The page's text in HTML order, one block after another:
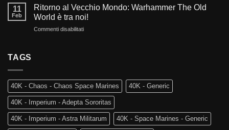
40.000?
Warhammer
40.000
Kill
Rovina
dei
Reami
Mortali:
Edizione
Age
of
Sigmar
11
Feb
Ritorno al Vecchio Mondo: Warhammer The Old
World è tra noi!
Commenti disabilitatisu
The
Old
World
è
tra
noi!
TAGS
40K - Chaos - Chaos Space Marines 40K - Generic
40K - Imperium - Adepta Sororitas
40K - Imperium - Astra Militarum 40K - Space Marines - Generic